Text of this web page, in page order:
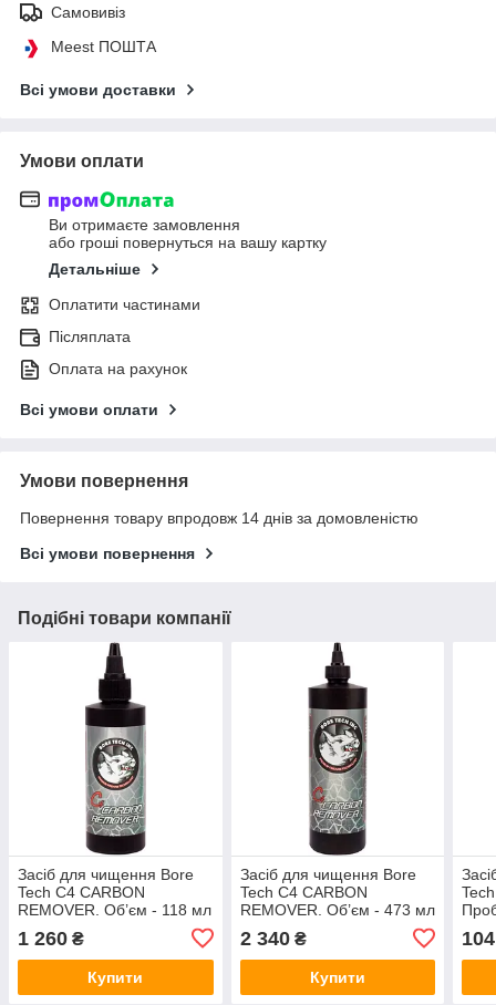
Самовивіз
Meest ПОШТА
Всі умови доставки
Умови оплати
Ви отримаєте замовлення
або гроші повернуться на вашу картку
Детальніше
Оплатити частинами
Післяплата
Оплата на рахунок
Всі умови оплати
Умови повернення
Повернення товару впродовж 14 днів за домовленістю
Всі умови повернення
Подібні товари компанії
Засіб для чищення Bore
Tech C4 CARBON
REMOVER. Об’єм - 118 мл
1 260 ₴
Купити
Засіб для чищення Bore
Tech C4 CARBON
REMOVER. Об’єм - 473 мл
2 340₴
Купити
104